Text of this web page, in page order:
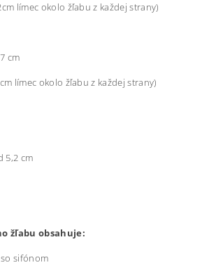
límec okolo žľabu z každej strany)
cm
límec okolo žľabu z každej strany)
5,2 cm
žľabu obsahuje:
sifónom